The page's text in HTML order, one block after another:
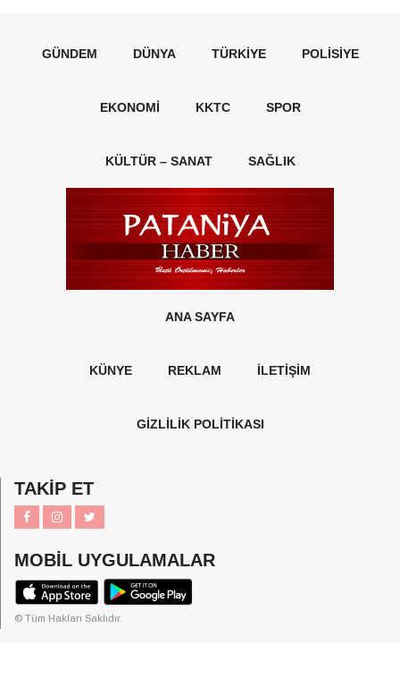
GÜNDEM DÜNYA TÜRKIYE POLISIYE
EKONOMI KKTC SPOR
KÜLTÜR – SANAT SAĞLIK
ANA SAYFA
KÜNYE REKLAM İLETİŞİM
GİZLİLİK POLİTİKASI
TAKİP ET
MOBİL UYGULAMALAR
© Tüm Hakları Saklıdır.